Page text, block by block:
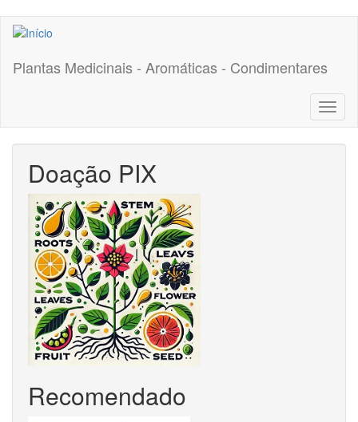
Pular
para
conteúdo
Plantas Medicinais - Aromáticas - Condimentares
Doação PIX
Recomendado